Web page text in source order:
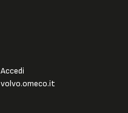
Accedi
volvo.omeco.it